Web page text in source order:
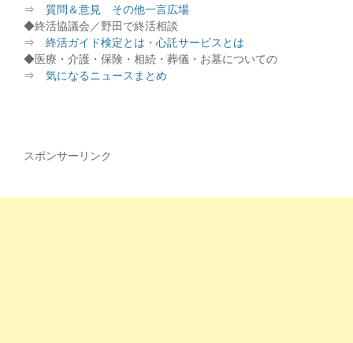
⇒ 質問＆意見 その他一言広場
◆終活協議会／野田で終活相談
⇒ 終活ガイド検定とは・心託サービスとは
◆医療・介護・保険・相続・葬儀・お墓についての
⇒ 気になるニュースまとめ
スポンサーリンク